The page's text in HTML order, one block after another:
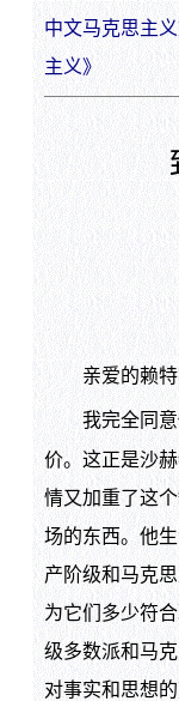
中文马克思主
主义》
亲爱的赖特
我完全同意
价。这正是沙
情又加重了这
场的东西。他
产阶级和马克
为它们多少符
级多数派和马
对事实和思想